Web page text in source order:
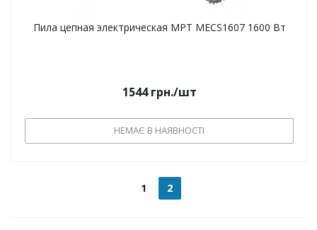
Пила цепная электрическая MPT MECS1607 1600 Вт
1544грн./шт
НЕМАЄ В НАЯВНОСТІ
1 2